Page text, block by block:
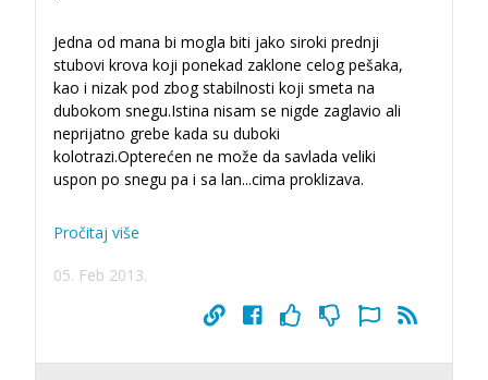
Jedna od mana bi mogla biti jako siroki prednji
stubovi krova koji ponekad zaklone celog pešaka,
kao i nizak pod zbog stabilnosti koji smeta na
dubokom snegu.Istina nisam se nigde zaglavio ali
neprijatno grebe kada su duboki
kolotrazi.Opterećen ne može da savlada veliki
uspon po snegu pa i sa lan...cima proklizava.
Pročitaj više
05. Feb 2013.